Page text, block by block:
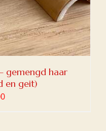
gemengd haar
en geit)